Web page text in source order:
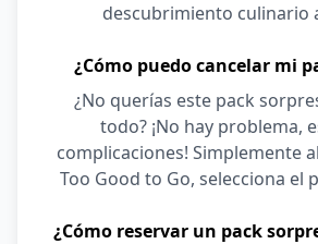
descubrimiento culinario
¿Cómo puedo cancelar mi
¿No querías este pack
todo? ¡No hay problema,
complicaciones! Simplemente
Too Good to Go, selecciona el
¿Cómo reservar un pack